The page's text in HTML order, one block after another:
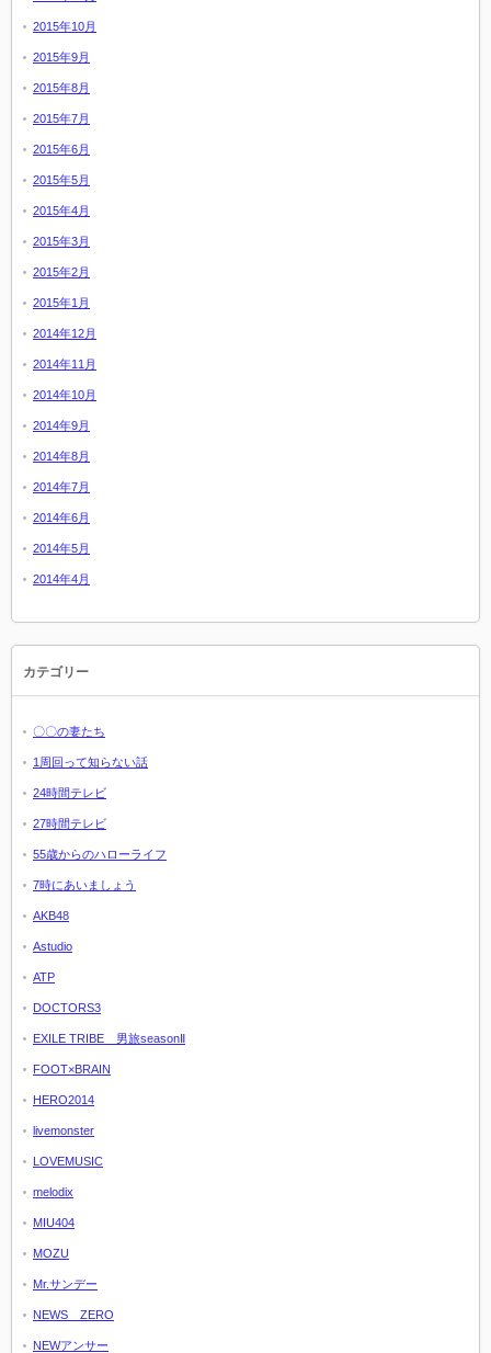
2015年10月
2015年9月
2015年8月
2015年7月
2015年6月
2015年5月
2015年4月
2015年3月
2015年2月
2015年1月
2014年12月
2014年11月
2014年10月
2014年9月
2014年8月
2014年7月
2014年6月
2014年5月
2014年4月
カテゴリー
〇〇の妻たち
1周回って知らない話
24時間テレビ
27時間テレビ
55歳からのハローライフ
7時にあいましょう
AKB48
Astudio
ATP
DOCTORS3
EXILE TRIBE 男旅seasonⅡ
FOOT×BRAIN
HERO2014
livemonster
LOVEMUSIC
melodix
MIU404
MOZU
Mr.サンデー
NEWS ZERO
NEWアンサー